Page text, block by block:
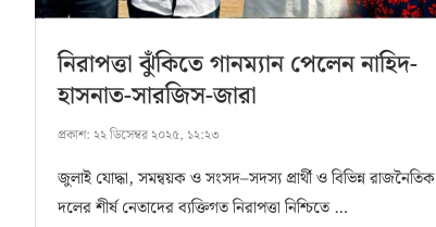
নিরাপত্তা ঝুঁকিতে গানম্যান পেলেন নাহিদ-
হাসনাত-সারজিস-জারা
প্রকাশ: ২২ ডিসেম্বর ২০২৫, ১২:২৩
জুলাই যোদ্ধা, সমন্বয়ক ও সংসদ–সদস্য প্রার্থী ও বিভিন্ন রাজনৈতিক
দলের শীর্ষ নেতাদের ব্যক্তিগত নিরাপত্তা নিশ্চিতে …